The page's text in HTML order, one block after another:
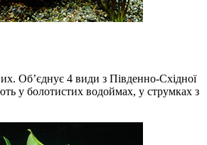
Об’єднує 4 види з Південно-Східної
у болотистих водоймах, у струмках з